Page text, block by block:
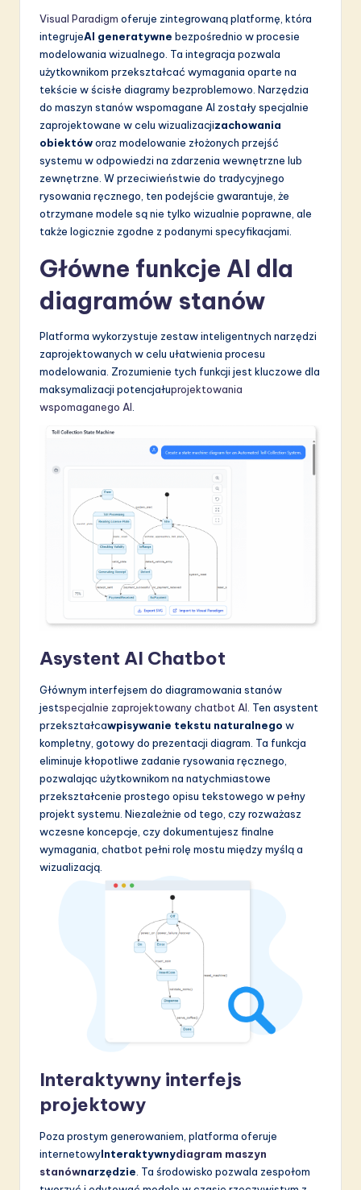
o
ti
o
Visual Paradigm oferuje zintegrowaną platformę, która
integrujeAI generatywne bezpośrednio w procesie
modelowania wizualnego. Ta integracja pozwala
użytkownikom przekształcać wymagania oparte na
tekście w ścisłe diagramy bezproblemowo. Narzędzia
do maszyn stanów wspomagane AI zostały specjalnie
zaprojektowane w celu wizualizacjizachowania
obiektóworaz modelowanie złożonych przejść
systemu w odpowiedzi na zdarzenia wewnętrzne lub
zewnętrzne. W przeciwieństwie do tradycyjnego
rysowania ręcznego, ten podejście gwarantuje, że
otrzymane modele są nie tylko wizualnie poprawne, ale
także logicznie zgodne z podanymi specyfikacjami.
Główne funkcje AI dla
diagramów stanów
Platforma wykorzystuje zestaw inteligentnych narzędzi
zaprojektowanych w celu ułatwienia procesu
modelowania. Zrozumienie tych funkcji jest kluczowe dla
maksymalizacji potencjałuprojektowania
wspomaganego AI.
Asystent AI Chatbot
Głównym interfejsem do diagramowania stanów
jestspecjalnie zaprojektowany chatbot AI . Ten asystent
przekształcawpisywanie tekstu naturalnego w
kompletny, gotowy do prezentacji diagram. Ta funkcja
eliminuje kłopotliwe zadanie rysowania ręcznego,
pozwalając użytkownikom na natychmiastowe
przekształcenie prostego opisu tekstowego w pełny
projekt systemu. Niezależnie od tego, czy rozważasz
wczesne koncepcje, czy dokumentujesz finalne
wymagania, chatbot pełni rolę mostu między myślą a
wizualizacją.
Interaktywny interfejs
projektowy
Poza prostym generowaniem, platforma oferuje
internetowyInteraktywnydiagram maszyn
stanównarzędzie. Ta środowisko pozwala zespołom